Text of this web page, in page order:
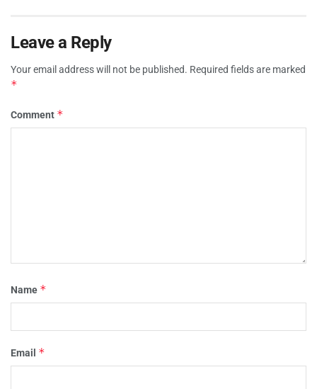
Leave a Reply
Your email address will not be published. Required fields are marked
*
Comment *
Name *
Email *